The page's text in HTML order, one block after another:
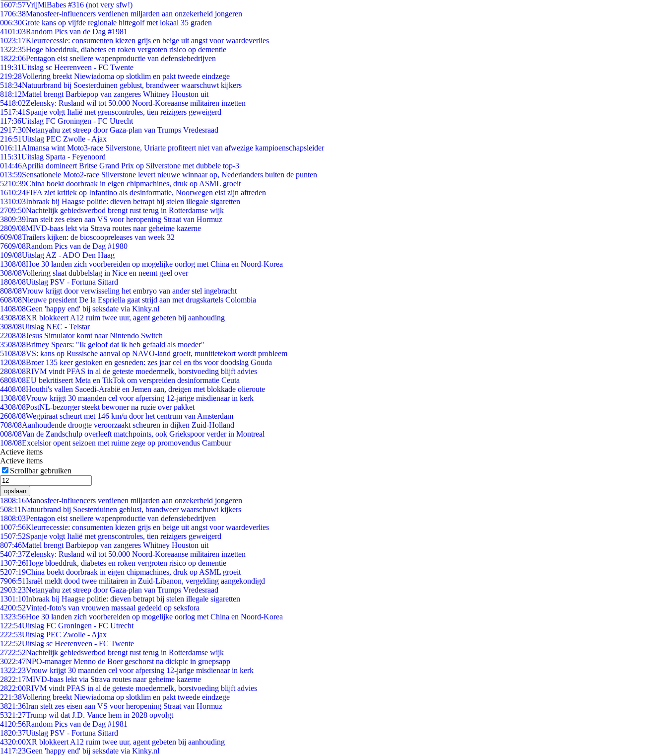
1607:57VrijMiBabes #316 (not very sfw!)
1706:38Manosfeer-influencers verdienen miljarden aan onzekerheid jongeren
006:30Grote kans op vijfde regionale hittegolf met lokaal 35 graden
4101:03Random Pics van de Dag #1981
1023:17Kleurrecessie: consumenten kiezen grijs en beige uit angst voor waardeverlies
1322:35Hoge bloeddruk, diabetes en roken vergroten risico op dementie
1822:06Pentagon eist snellere wapenproductie van defensiebedrijven
119:31Uitslag sc Heerenveen - FC Twente
219:28Vollering breekt Niewiadoma op slotklim en pakt tweede eindzege
518:34Natuurbrand bij Soesterduinen geblust, brandweer waarschuwt kijkers
818:12Mattel brengt Barbiepop van zangeres Whitney Houston uit
5418:02Zelensky: Rusland wil tot 50.000 Noord-Koreaanse militairen inzetten
1517:41 Spanje volgt Italië met grenscontroles, tien reizigers geweigerd
117:36Uitslag FC Groningen - FC Utrecht
2917:30Netanyahu zet streep door Gaza-plan van Trumps Vredesraad
216:51Uitslag PEC Zwolle - Ajax
016:11 Almansa wint Moto3-race Silverstone, Uriarte profiteert niet van afwezige kampioenschapsleider
115:31Uitslag Sparta - Feyenoord
014:46Aprilia domineert Britse Grand Prix op Silverstone met dubbele top-3
013:59Sensationele Moto2-race Silverstone levert nieuwe winnaar op, Nederlanders buiten de punten
5210:39China boekt doorbraak in eigen chipmachines, druk op ASML groeit
1610:24FIFA ziet kritiek op Infantino als desinformatie, Noorwegen eist zijn aftreden
1310:03Inbraak bij Haagse politie: dieven betrapt bij stelen illegale sigaretten
2709:50Nachtelijk gebiedsverbod brengt rust terug in Rotterdamse wijk
3809:39Iran stelt zes eisen aan VS voor heropening Straat van Hormuz
2809/08MIVD-baas lekt via Strava routes naar geheime kazerne
609/08Trailers kijken: de bioscoopreleases van week 32
7609/08Random Pics van de Dag #1980
109/08Uitslag AZ - ADO Den Haag
1308/08Hoe 30 landen zich voorbereiden op mogelijke oorlog met China en Noord-Korea
308/08Vollering slaat dubbelslag in Nice en neemt geel over
1808/08Uitslag PSV - Fortuna Sittard
808/08Vrouw krijgt door verwisseling het embryo van ander stel ingebracht
608/08Nieuwe president De la Espriella gaat strijd aan met drugskartels Colombia
1408/08Geen 'happy end' bij seksdate via Kinky.nl
4308/08XR blokkeert A12 ruim twee uur, agent gebeten bij aanhouding
308/08Uitslag NEC - Telstar
2208/08Jesus Simulator komt naar Nintendo Switch
3508/08Britney Spears: "Ik geloof dat ik heb gefaald als moeder"
5108/08VS: kans op Russische aanval op NAVO-land groeit, munitietekort wordt probleem
1208/08Broer 135 keer gestoken en gesneden: zes jaar cel en tbs voor doodslag Gouda
2808/08RIVM vindt PFAS in al de geteste moedermelk, borstvoeding blijft advies
6808/08EU bekritiseert Meta en TikTok om verspreiden desinformatie Ceuta
4408/08Houthi's vallen Saoedi-Arabië en Jemen aan, dreigen met blokkade olieroute
1308/08Vrouw krijgt 30 maanden cel voor afpersing 12-jarige misdienaar in kerk
4308/08PostNL-bezorger steekt bewoner na ruzie over pakket
2608/08Wegpiraat scheurt met 146 km/u door het centrum van Amsterdam
708/08Aanhoudende droogte veroorzaakt scheuren in dijken Zuid-Holland
008/08Van de Zandschulp overleeft matchpoints, ook Griekspoor verder in Montreal
108/08Excelsior opent seizoen met ruime zege op promovendus Cambuur
Actieve items
Actieve items
Scrollbar gebruiken
opslaan
1808:16Manosfeer-influencers verdienen miljarden aan onzekerheid jongeren
508:11Natuurbrand bij Soesterduinen geblust, brandweer waarschuwt kijkers
1808:03Pentagon eist snellere wapenproductie van defensiebedrijven
1007:56Kleurrecessie: consumenten kiezen grijs en beige uit angst voor waardeverlies
1507:52Spanje volgt Italië met grenscontroles, tien reizigers geweigerd
807:46Mattel brengt Barbiepop van zangeres Whitney Houston uit
5407:37Zelensky: Rusland wil tot 50.000 Noord-Koreaanse militairen inzetten
1307:26Hoge bloeddruk, diabetes en roken vergroten risico op dementie
5207:19China boekt doorbraak in eigen chipmachines, druk op ASML groeit
7906:51Israël meldt dood twee militairen in Zuid-Libanon, vergelding aangekondigd
2903:23Netanyahu zet streep door Gaza-plan van Trumps Vredesraad
1301:10Inbraak bij Haagse politie: dieven betrapt bij stelen illegale sigaretten
4200:52Vinted-foto's van vrouwen massaal gedeeld op seksfora
1323:56Hoe 30 landen zich voorbereiden op mogelijke oorlog met China en Noord-Korea
1 22:54Uitslag FC Groningen - FC Utrecht
222:53Uitslag PEC Zwolle - Ajax
1 22:52Uitslag sc Heerenveen - FC Twente
2722:52Nachtelijk gebiedsverbod brengt rust terug in Rotterdamse wijk
3022:47NPO-manager Menno de Boer geschorst na dickpic in groepsapp
1322:23Vrouw krijgt 30 maanden cel voor afpersing 12-jarige misdienaar in kerk
2822:17MIVD-baas lekt via Strava routes naar geheime kazerne
2822:00RIVM vindt PFAS in al de geteste moedermelk, borstvoeding blijft advies
221:38Vollering breekt Niewiadoma op slotklim en pakt tweede eindzege
3821:36Iran stelt zes eisen aan VS voor heropening Straat van Hormuz
5321:27Trump wil dat J.D. Vance hem in 2028 opvolgt
41 20:56Random Pics van de Dag #1981
1820:37Uitslag PSV - Fortuna Sittard
4320:00XR blokkeert A12 ruim twee uur, agent gebeten bij aanhouding
1417:23Geen 'happy end' bij seksdate via Kinky.nl